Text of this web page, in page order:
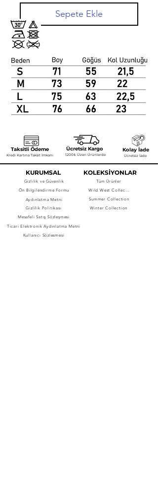
Sepete Ekle
Taksitli Ödeme
Kredi Kartına Taksit İmkanı
Ücretsiz Kargo
1200₺ Üzeri Ürünlerde
Kolay İade
Ücretsiz İade
KURUMSAL
Gizlilik ve Güvenlik
Ön Bilgilendirme Formu
Aydınlatma Metni
Gizlilik Politikası
KOLEKSİYONLAR
Tüm Ürünler
Wild West Collection
Summer Collection
Winter Collection
Mesafeli Satış Sözleşmesi
Ticari Elektronik Aydınlatma Metni
Kullanıcı Sözleşmesi